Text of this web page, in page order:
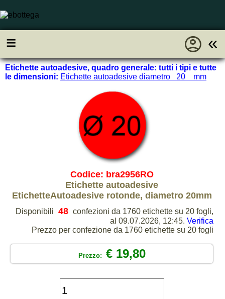
≡ «
account_circle
Etichette autoadesive, quadro generale: tutti i tipi e tutte
le dimensioni: Etichette autoadesive diametro 20 mm
Codice: bra2956RO
Etichette autoadesive
EtichetteAutoadesive rotonde, diametro 20mm
Disponibili 48 confezioni da 1760 etichette su 20 fogli,
al 09.07.2026, 12:45. Verifica
Prezzo per confezione da 1760 etichette su 20 fogli
Prezzo: € 19,80